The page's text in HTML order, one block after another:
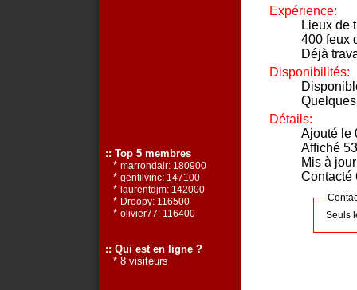
Expérience:
Lieux de
400 feux
Déjà
Disponibilités:
Détails:
Ajouté le
Affiché
Mis à
Contacté
Seuls
:: Top 5 membres
* marrondair: 180900
* gentilvinc: 147100
* laurentdjm: 142000
* Droopy: 116500
* olivier77: 116400
:: Qui est en ligne ?
* 8 visiteurs